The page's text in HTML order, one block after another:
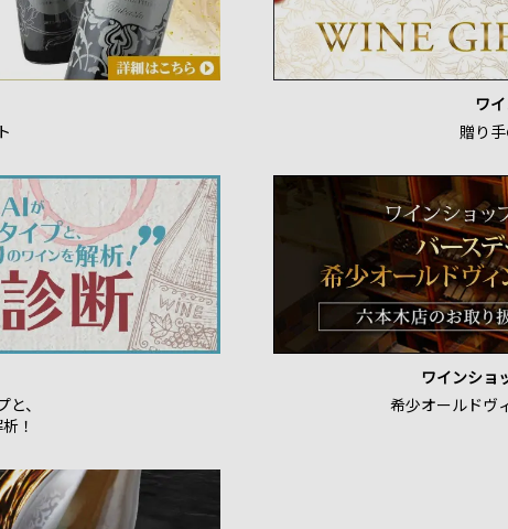
ワ
贈り
、
！
ワインショ
希少オールドヴ